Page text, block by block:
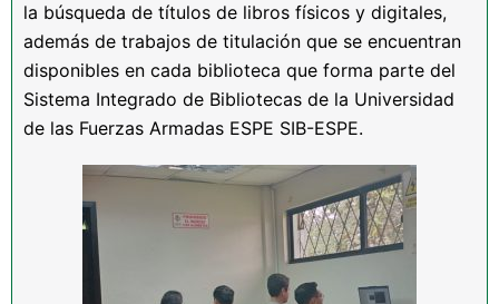
la búsqueda de títulos de libros físicos y digitales,
además de trabajos de titulación que se encuentran
disponibles en cada biblioteca que forma parte del
Sistema Integrado de Bibliotecas de la Universidad
de las Fuerzas Armadas ESPE SIB-ESPE.